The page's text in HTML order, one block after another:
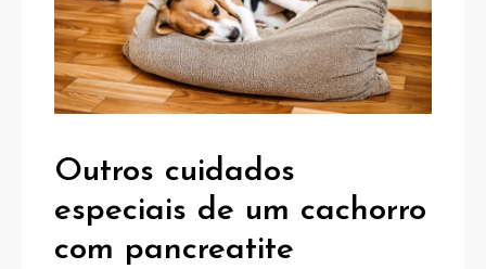
Outros cuidados
especiais de um cachorro
com pancreatite